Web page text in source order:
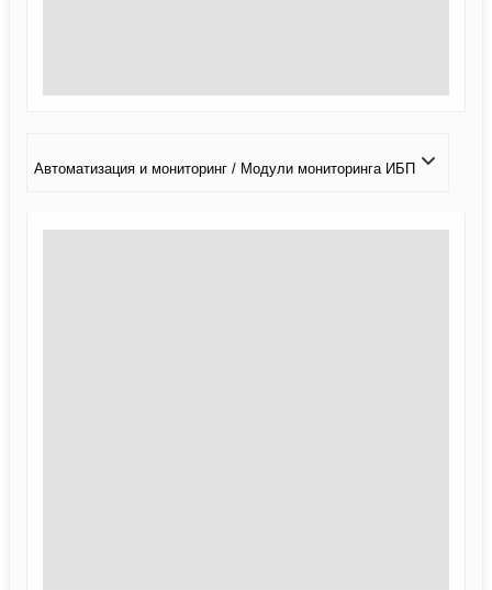
Автоматизация и мониторинг / Модули мониторинга ИБП